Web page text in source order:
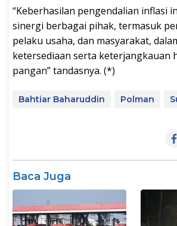
“Keberhasilan pengendalian inflasi
sinergi berbagai pihak, termasuk
pelaku usaha, dan masyarakat,
ketersediaan serta keterjangkauan
pangan” tandasnya. (*)
Bahtiar Baharuddin Polman
Baca Juga